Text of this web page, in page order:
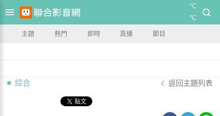
°C
°C
主題 熱門 即時 直播 節目
綜合 返回主題列表